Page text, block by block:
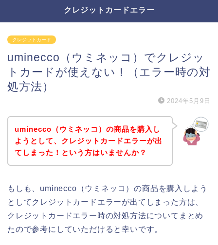
クレジットカードエラー
クレジットカード
uminecco（ウミネッコ）でクレジッ
トカードが使えない！（エラー時の対
処方法）
2024年5月9日
uminecco（ウミネッコ）の商品を購入し
ようとして、クレジットカードエラーが出
てしまった！という方はいませんか？
もしも、uminecco（ウミネッコ）の商品を購入しよう
としてクレジットカードエラーが出てしまった方は、
クレジットカードエラー時の対処方法についてまとめ
たので参考にしていただけると幸いです。